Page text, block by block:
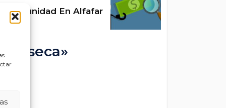
En Alfafar
seca»